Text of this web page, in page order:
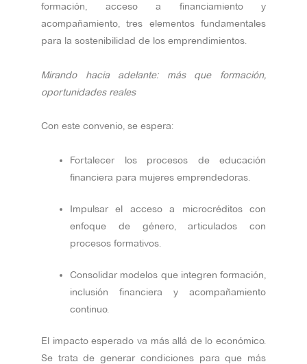
formación, acceso a financiamiento y
acompañamiento, tres elementos fundamentales
para la sostenibilidad de los emprendimientos.
Mirando hacia adelante: más que formación,
oportunidades reales
Con este convenio, se espera:
Fortalecer los procesos de educación
financiera para mujeres emprendedoras.
Impulsar el acceso a microcréditos con
enfoque de género, articulados con
procesos formativos.
Consolidar modelos que integren formación,
inclusión financiera y acompañamiento
continuo.
El impacto esperado va más allá de lo económico.
Se trata de generar condiciones para que más